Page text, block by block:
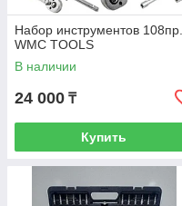
Набор инструментов 108пр.
WMC TOOLS
В наличии
24 000 ₸
Купить